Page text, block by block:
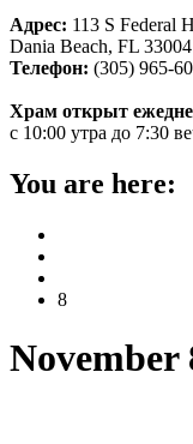
Адрес: 113 S Federal
Dania Beach, FL 33004
Телефон: (305) 965-
Храм открыт
с 10:00 утра до 7:30
You are here:
8
November